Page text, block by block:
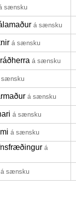
sænsku
á sænsku
á sænsku
á sænsku
sænsku
á sænsku
á sænsku
á sænsku
á
á sænsku